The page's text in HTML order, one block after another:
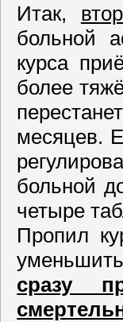
Итак,
больной
курса
более
месяцев.
больной
четыре
Пропил
сразу